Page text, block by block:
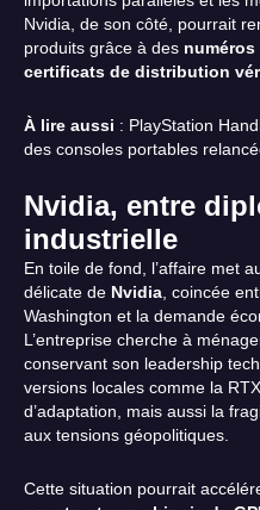
Nvidia, de son côté, pourrait
produits grâce à des
certificats de distribution
À lire aussi : PlayStation
des consoles portables
Nvidia, entre
industrielle
En toile de fond, l’affaire met
délicate de Nvidia , coincée
Washington et la demande
L’entreprise cherche à
conservant son leadership
versions locales comme la
d’adaptation, mais aussi la
aux tensions géopolitiques.
Cette situation pourrait